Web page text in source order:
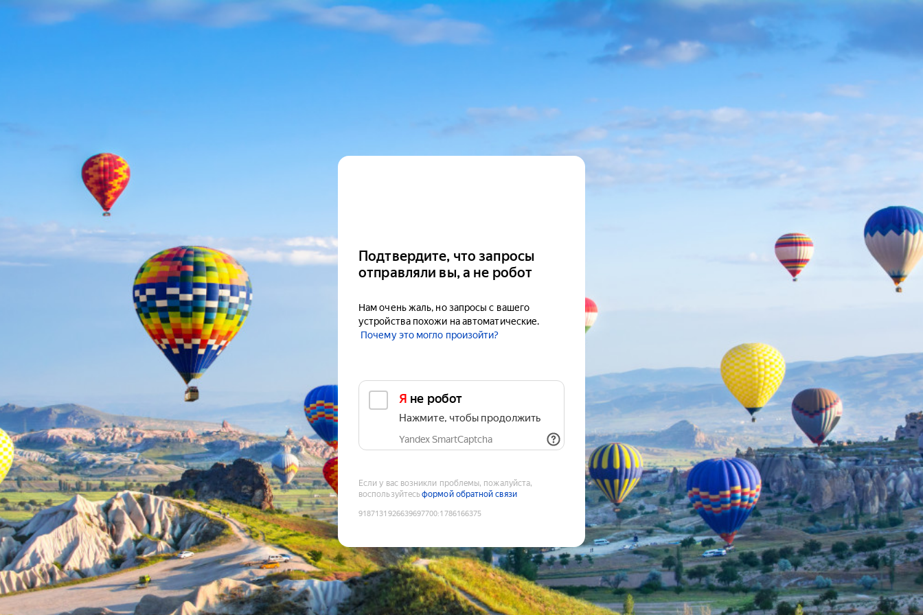
Подтвердите, что запросы
отправляли вы, а не робот
Нам очень жаль, но запросы с вашего
устройства похожи на автоматические.
Почему это могло произойти?
Я не робот
Нажмите, чтобы продолжить
Yandex SmartCaptcha
Если у вас возникли проблемы, пожалуйста,
воспользуйтесьформой обратной связи
9187131926639697700:1786166375